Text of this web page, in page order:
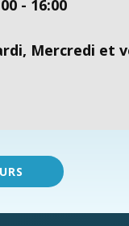
- 16:00
Mercredi et